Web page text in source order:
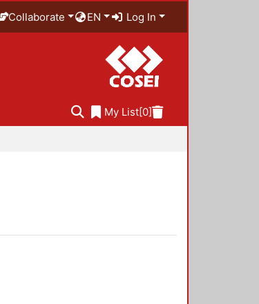
Collaborate EN Log In
My List[0]